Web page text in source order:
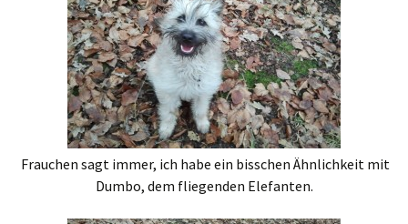
Frauchen sagt immer, ich habe ein bisschen Ähnlichkeit mit
Dumbo, dem fliegenden Elefanten.